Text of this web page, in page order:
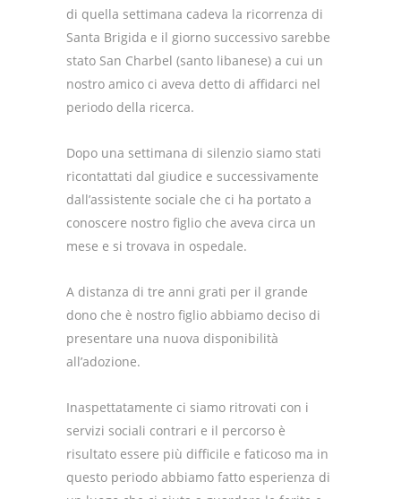
di quella settimana cadeva la ricorrenza di
Santa Brigida e il giorno successivo sarebbe
stato San Charbel (santo libanese) a cui un
nostro amico ci aveva detto di affidarci nel
periodo della ricerca.
Dopo una settimana di silenzio siamo stati
ricontattati dal giudice e successivamente
dall’assistente sociale che ci ha portato a
conoscere nostro figlio che aveva circa un
mese e si trovava in ospedale.
A distanza di tre anni grati per il grande
dono che è nostro figlio abbiamo deciso di
presentare una nuova disponibilità
all’adozione.
Inaspettatamente ci siamo ritrovati con i
servizi sociali contrari e il percorso è
risultato essere più difficile e faticoso ma in
questo periodo abbiamo fatto esperienza di